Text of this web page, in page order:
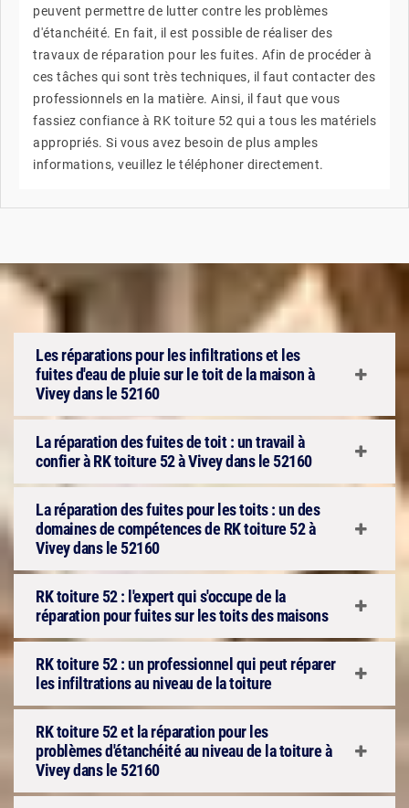
peuvent permettre de lutter contre les problèmes
d'étanchéité. En fait, il est possible de réaliser des
travaux de réparation pour les fuites. Afin de procéder à
ces tâches qui sont très techniques, il faut contacter des
professionnels en la matière. Ainsi, il faut que vous
fassiez confiance à RK toiture 52 qui a tous les matériels
appropriés. Si vous avez besoin de plus amples
informations, veuillez le téléphoner directement.
Les réparations pour les infiltrations et les
fuites d'eau de pluie sur le toit de la maison à
Vivey dans le 52160
La réparation des fuites de toit : un travail à
confier à RK toiture 52 à Vivey dans le 52160
La réparation des fuites pour les toits : un des
domaines de compétences de RK toiture 52 à
Vivey dans le 52160
RK toiture 52 : l'expert qui s'occupe de la
réparation pour fuites sur les toits des maisons
RK toiture 52 : un professionnel qui peut réparer
les infiltrations au niveau de la toiture
RK toiture 52 et la réparation pour les
problèmes d'étanchéité au niveau de la toiture à
Vivey dans le 52160